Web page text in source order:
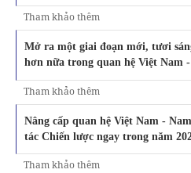
Tham khảo thêm
Mở ra một giai đoạn mới, tươi
hơn nữa trong quan hệ Việt Nam
Tham khảo thêm
Nâng cấp quan hệ Việt Nam -
tác Chiến lược ngay trong năm
Tham khảo thêm